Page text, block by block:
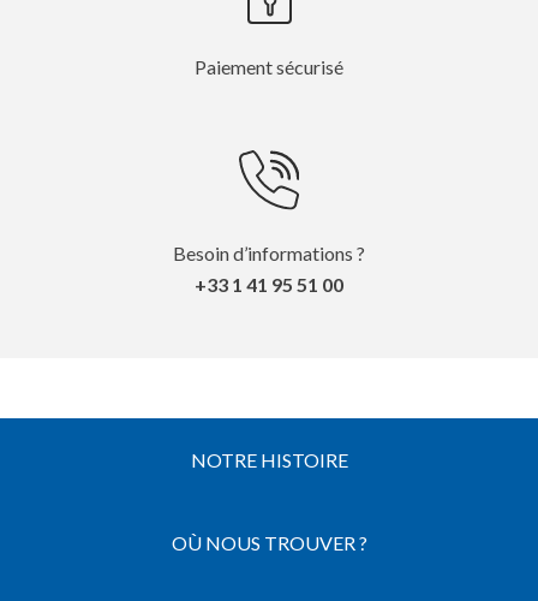
Paiement sécurisé
Besoin d’informations ?
+33 1 41 95 51 00
NOTRE HISTOIRE
OÙ NOUS TROUVER ?